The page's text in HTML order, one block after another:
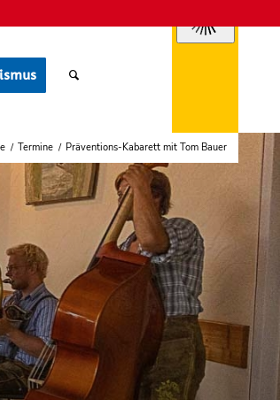
/ Termine / Präventions-Kabarett mit Tom Bauer